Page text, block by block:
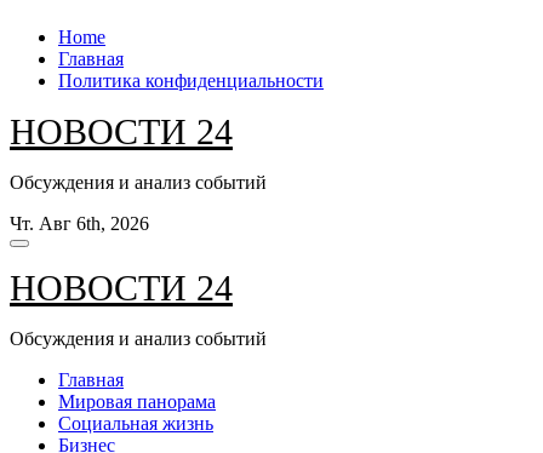
Перейти
содержанию
Home
Главная
Политика конфиденциальности
НОВОСТИ 24
Обсуждения и анализ событий
Чт. Авг 6th, 2026
НОВОСТИ 24
Обсуждения и анализ событий
Главная
Мировая панорама
Социальная жизнь
Бизнес